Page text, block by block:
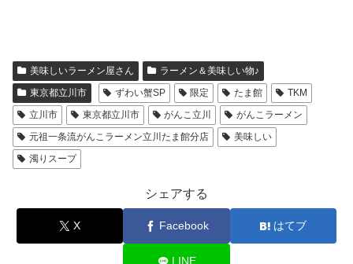
美味しいラーメン屋さん
ラーメン＆美味しい物♪
東京都立川市
ずわい蟹SP 限定 たま館
TKM
立川市
東京都立川市 がんこ立川
がんこラーメン
元祖一条流がんこラーメン立川たま館分店
美味しい
濁りスープ
シェアする
X Facebook はてブ
LINE